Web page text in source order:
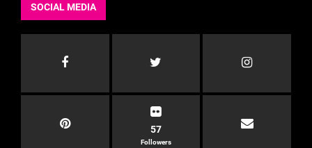
SOCIAL MEDIA
57
Followers